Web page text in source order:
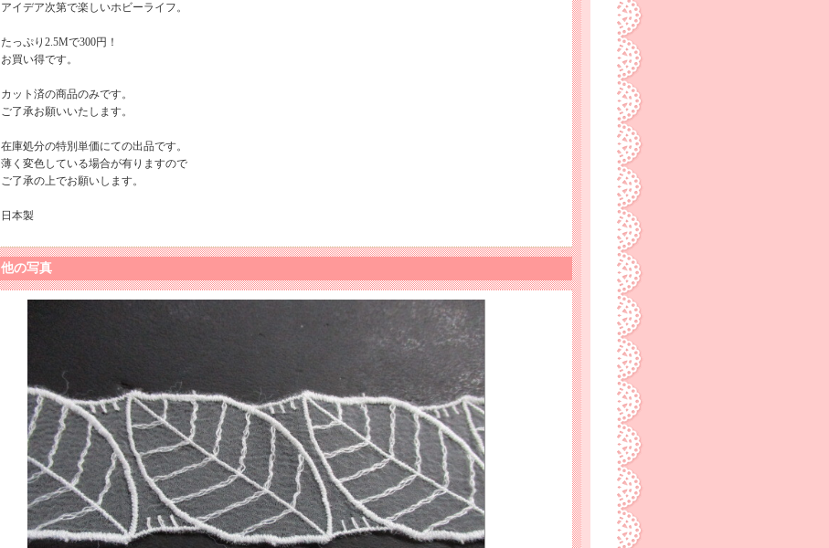
アイデア次第で楽しいホビーライフ。
たっぷり2.5Mで300円！
お買い得です。
カット済の商品のみです。
ご了承お願いいたします。
在庫処分の特別単価にての出品です。
薄く変色している場合が有りますので
ご了承の上でお願いします。
日本製
他の写真